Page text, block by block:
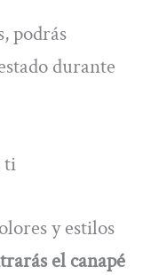
podrás
durante
ti
y estilos
el canapé